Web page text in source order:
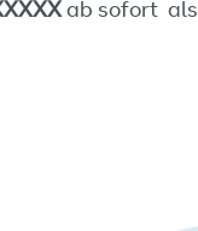
ab sofort als